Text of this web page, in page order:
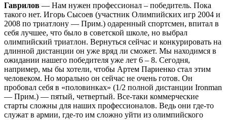
Гаврилов — Нам нужен профессионал – победитель. Пока
такого нет. Игорь Сысоев (участник Олимпийских игр 2004 и
2008 по триатлону — Прим.) одаренный спортсмен, впитал в
себя лучшее, что было в советской школе, но выбрал
олимпийский триатлон. Вернуться сейчас и конкурировать на
длинной дистанции он уже вряд ли сможет. Мы находимся в
ожидании нашего победителя уже лет 6 – 8. Сегодня,
например, мы бы хотели, чтобы Артем Париенко стал этим
человеком. Но морально он сейчас не очень готов. Он
пробовал себя в «половинках» (1/2 полной дистанции Ironman
— Прим.) — пятый, четвертый. Все-таки коммерческие
старты сложны для наших профессионалов. Ведь они где-то
служат в армии, где-то им сложно уйти из олимпийского